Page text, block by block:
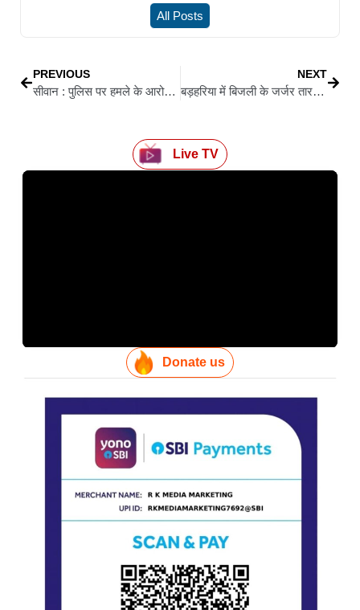
All Posts
PREVIOUS
सीवान : पुलिस पर हमले के आरोप में दो गिरफ्तार, दो को कोर्ट से मिली राहत
NEXT
बड़हरिया में बिजली के जर्जर तार ने ली युवक की जान
Live TV
Donate us